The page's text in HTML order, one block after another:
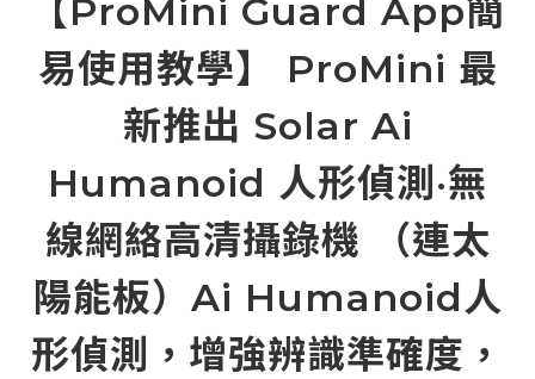
【ProMini Guard App簡
易使用教學】 ProMini 最
新推出 Solar Ai
Humanoid 人形偵測·無
線​​網絡高清攝錄機 （連太
陽能板）Ai Humanoid人
形偵測，增強辨識準確度，